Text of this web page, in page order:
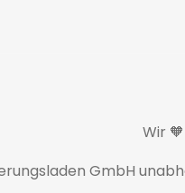
Wir
GmbH